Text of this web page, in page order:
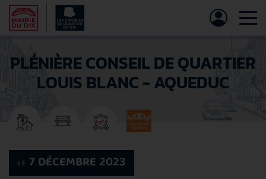
PLÉNIÈRE CONSEIL DE QUARTIER
LOUIS BLANC - AQUEDUC
LE 7 DÉCEMBRE 2023